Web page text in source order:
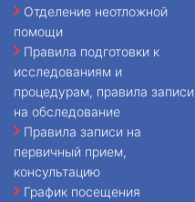
Отделение неотложной
помощи
Правила подготовки к
исследованиям и
процедурам, правила записи
на обследование
Правила записи на
первичный прием,
консультацию
График посещения